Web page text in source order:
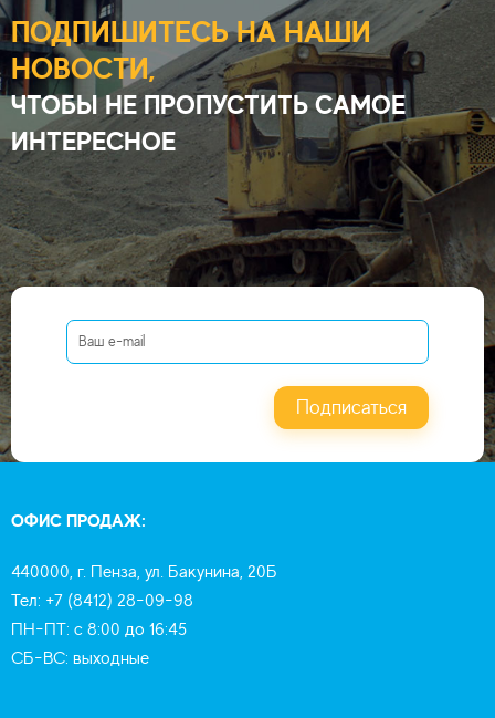
ПОДПИШИТЕСЬ НА НАШИ
НОВОСТИ,
ЧТОБЫ НЕ ПРОПУСТИТЬ САМОЕ
ИНТЕРЕСНОЕ
Подписаться
ОФИС ПРОДАЖ:
440000, г. Пенза, ул. Бакунина, 20Б
Тел: +7 (8412) 28-09-98
ПН-ПТ: с 8:00 до 16:45
СБ-ВС: выходные